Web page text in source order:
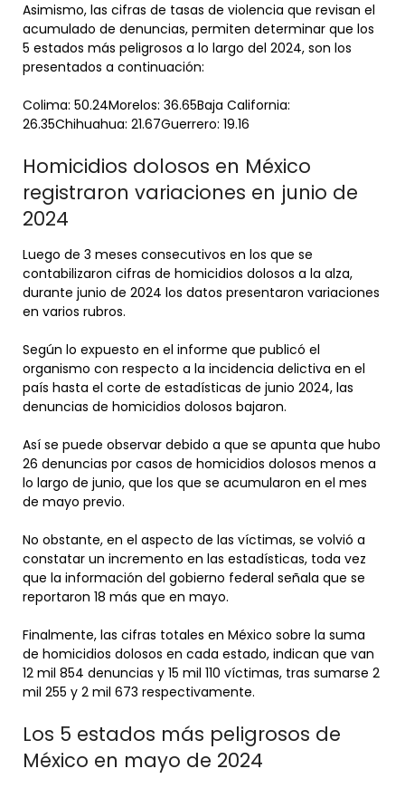
Asimismo, las cifras de tasas de violencia que revisan el
acumulado de denuncias, permiten determinar que los
5 estados más peligrosos a lo largo del 2024, son los
presentados a continuación:
Colima: 50.24Morelos: 36.65Baja California:
26.35Chihuahua: 21.67Guerrero: 19.16
Homicidios dolosos en México
registraron variaciones en junio de
2024
Luego de 3 meses consecutivos en los que se
contabilizaron cifras de homicidios dolosos a la alza,
durante junio de 2024 los datos presentaron variaciones
en varios rubros.
Según lo expuesto en el informe que publicó el
organismo con respecto a la incidencia delictiva en el
país hasta el corte de estadísticas de junio 2024, las
denuncias de homicidios dolosos bajaron.
Así se puede observar debido a que se apunta que hubo
26 denuncias por casos de homicidios dolosos menos a
lo largo de junio, que los que se acumularon en el mes
de mayo previo.
No obstante, en el aspecto de las víctimas, se volvió a
constatar un incremento en las estadísticas, toda vez
que la información del gobierno federal señala que se
reportaron 18 más que en mayo.
Finalmente, las cifras totales en México sobre la suma
de homicidios dolosos en cada estado, indican que van
12 mil 854 denuncias y 15 mil 110 víctimas, tras sumarse 2
mil 255 y 2 mil 673 respectivamente.
Los 5 estados más peligrosos de
México en mayo de 2024